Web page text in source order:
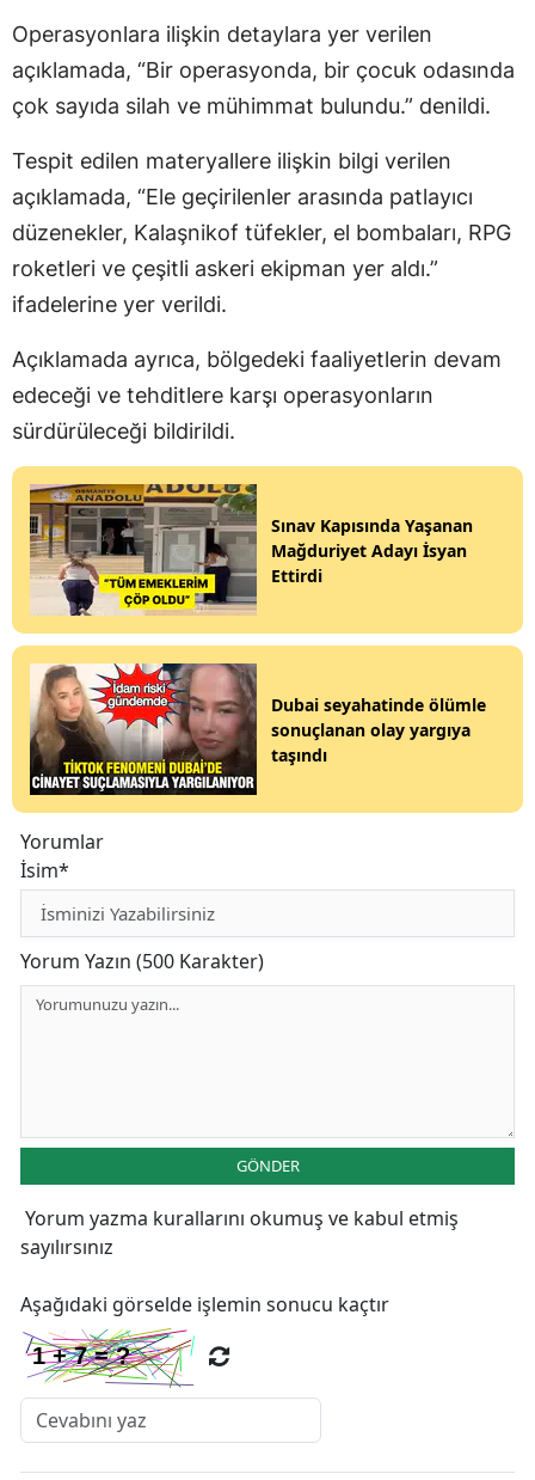
Operasyonlara ilişkin detaylara yer verilen
açıklamada, “Bir operasyonda, bir çocuk odasında
çok sayıda silah ve mühimmat bulundu.” denildi.
Tespit edilen materyallere ilişkin bilgi verilen
açıklamada, “Ele geçirilenler arasında patlayıcı
düzenekler, Kalaşnikof tüfekler, el bombaları, RPG
roketleri ve çeşitli askeri ekipman yer aldı.”
ifadelerine yer verildi.
Açıklamada ayrıca, bölgedeki faaliyetlerin devam
edeceği ve tehditlere karşı operasyonların
sürdürüleceği bildirildi.
Sınav Kapısında Yaşanan
Mağduriyet Adayı İsyan
Ettirdi
Dubai seyahatinde ölümle
sonuçlanan olay yargıya
taşındı
Yorumlar
İsim*
Yorum Yazın (500 Karakter)
GÖNDER
Yorum yazma kurallarını okumuş ve kabul etmiş
sayılırsınız
Aşağıdaki görselde işlemin sonucu kaçtır